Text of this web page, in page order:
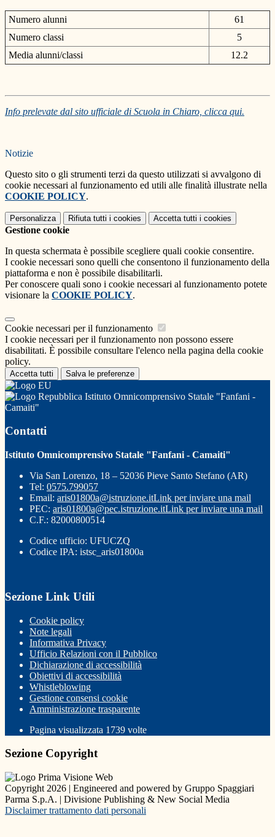
Numero alunni
61
Numero classi
5
Media alunni/classi
12.2
Info prelevate dal sito ufficiale di Scuola in Chiaro, clicca qui.
Notizie
Questo sito o gli strumenti terzi da questo utilizzati si avvalgono di
cookie necessari al funzionamento ed utili alle finalità illustrate nella
COOKIE POLICY.
Personalizza Rifiuta tutti i cookies Accetta tutti i cookies
Gestione cookie
In questa schermata è possibile scegliere quali cookie consentire.
I cookie necessari sono quelli che consentono il funzionamento della
piattaforma e non è possibile disabilitarli.
Per conoscere quali sono i cookie necessari al funzionamento potete
visionare la COOKIE POLICY.
Cookie necessari per il funzionamento
I cookie necessari per il funzionamento non possono essere
disabilitati. È possibile consultare l'elenco nella pagina della cookie
policy.
Accetta tutti Salva le preferenze
Istituto Omnicomprensivo Statale "Fanfani -
Camaiti"
Contatti
Istituto Omnicomprensivo Statale "Fanfani - Camaiti"
Via San Lorenzo, 18 – 52036 Pieve Santo Stefano (AR)
Tel: 0575.799057
Email: aris01800a@istruzione.itLink per inviare una mail
PEC: aris01800a@pec.istruzione.itLink per inviare una mail
C.F.: 82000800514
Codice ufficio: UFUCZQ
Codice IPA: istsc_aris01800a
Sezione Link Utili
Cookie policy
Note legali
Informativa Privacy
Ufficio Relazioni con il Pubblico
Dichiarazione di accessibilità
Obiettivi di accessibilità
Whistleblowing
Gestione consensi cookie
Amministrazione trasparente
Pagina visualizzata 1739 volte
Sezione Copyright
Copyright 2026 | Engineered and powered by Gruppo Spaggiari
Parma S.p.A. | Divisione Publishing & New Social Media
Disclaimer trattamento dati personali